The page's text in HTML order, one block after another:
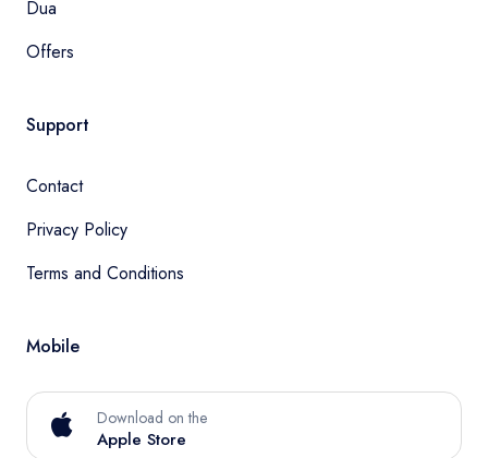
Dua
Offers
Support
Contact
Privacy Policy
Terms and Conditions
Mobile
Download on the
Apple Store